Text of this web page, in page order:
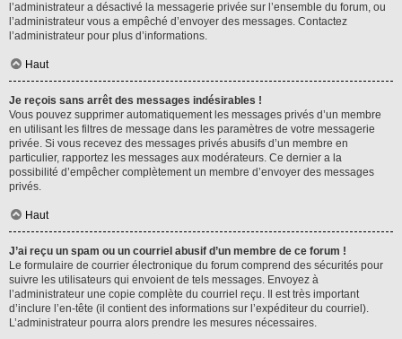
l’administrateur a désactivé la messagerie privée sur l’ensemble du forum, ou
l’administrateur vous a empêché d’envoyer des messages. Contactez
l’administrateur pour plus d’informations.
Haut
Je reçois sans arrêt des messages indésirables !
Vous pouvez supprimer automatiquement les messages privés d’un membre
en utilisant les filtres de message dans les paramètres de votre messagerie
privée. Si vous recevez des messages privés abusifs d’un membre en
particulier, rapportez les messages aux modérateurs. Ce dernier a la
possibilité d’empêcher complètement un membre d’envoyer des messages
privés.
Haut
J’ai reçu un spam ou un courriel abusif d’un membre de ce forum !
Le formulaire de courrier électronique du forum comprend des sécurités pour
suivre les utilisateurs qui envoient de tels messages. Envoyez à
l’administrateur une copie complète du courriel reçu. Il est très important
d’inclure l’en-tête (il contient des informations sur l’expéditeur du courriel).
L’administrateur pourra alors prendre les mesures nécessaires.